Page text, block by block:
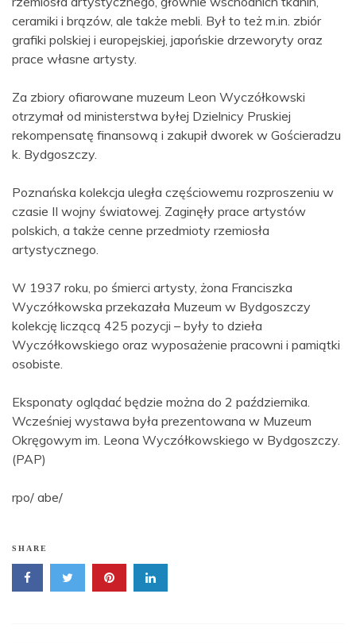
ceramiki i brązów, ale także mebli. Był to też m.in. zbiór
grafiki polskiej i europejskiej, japońskie drzeworyty oraz
prace własne artysty.
Za zbiory ofiarowane muzeum Leon Wyczółkowski
otrzymał od ministerstwa byłej Dzielnicy Pruskiej
rekompensatę finansową i zakupił dworek w Gościeradzu
k. Bydgoszczy.
Poznańska kolekcja uległa częściowemu rozproszeniu w
czasie II wojny światowej. Zaginęły prace artystów
polskich, a także cenne przedmioty rzemiosła
artystycznego.
W 1937 roku, po śmierci artysty, żona Franciszka
Wyczółkowska przekazała Muzeum w Bydgoszczy
kolekcję liczącą 425 pozycji – były to dzieła
Wyczółkowskiego oraz wyposażenie pracowni i pamiątki
osobiste.
Eksponaty oglądać będzie można do 2 października.
Wcześniej wystawa była prezentowana w Muzeum
Okręgowym im. Leona Wyczółkowskiego w Bydgoszczy.
(PAP)
rpo/ abe/
SHARE